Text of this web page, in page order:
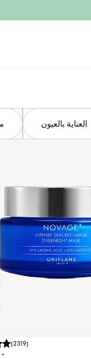
العناية بالعيون
(2319)